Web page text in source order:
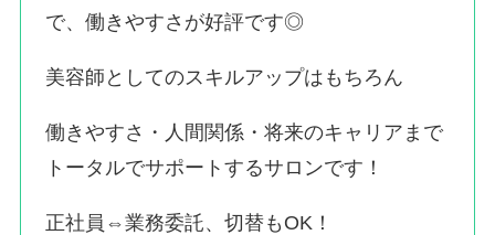
で、働きやすさが好評です◎
美容師としてのスキルアップはもちろん
働きやすさ・人間関係・将来のキャリアまで
トータルでサポートするサロンです！
正社員⇔業務委託、切替もOK！